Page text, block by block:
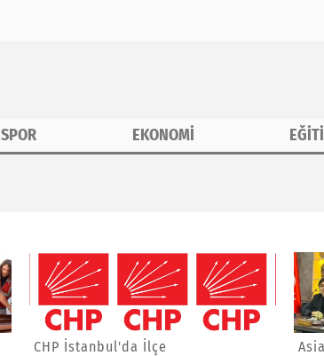
SPOR EKONOMİ
Asiad Genel Başkanı Yücel